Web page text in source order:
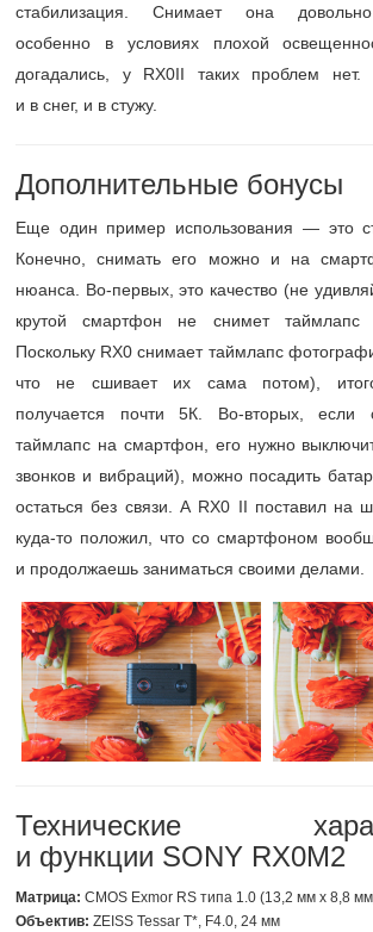
стабилизация. Снимает она довольно
особенно в условиях плохой
догадались, у RX0II таких проблем
и в снег, и в стужу.
Дополнительные бонусы
Еще один пример использования — это
Конечно, снимать его можно и на
нюанса. Во-первых, это качество (не
крутой смартфон не снимет таймлапс
Поскольку RX0 снимает таймлапс
что не сшивает их сама потом),
получается почти 5К. Во-вторых, если
таймлапс на смартфон, его нужно
звонков и вибраций), можно посадить
остаться без связи. А RX0 II поставил на
куда-то положил, что со смартфоном
и продолжаешь заниматься своими делами.
Технические
и функции SONY RX0M2
Матрица: CMOS Exmor RS типа 1.0 (13,2 мм x 8,8
Объектив: ZEISS Tessar T*, F4.0, 24 мм